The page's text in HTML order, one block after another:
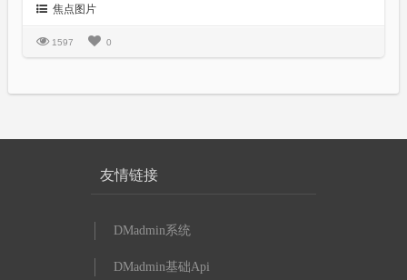
焦点图片
1597 0
友情链接
DMadmin系统
DMadmin基础Api